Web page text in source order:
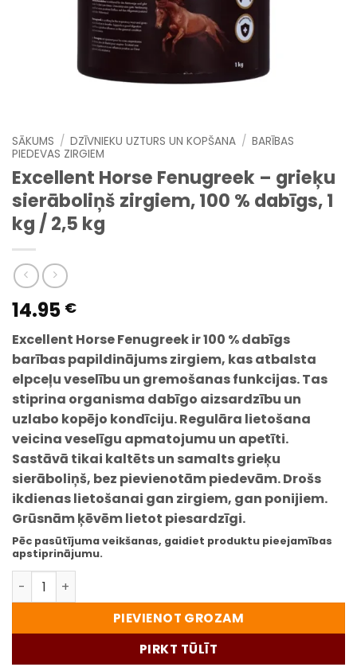
SĀKUMS / DZĪVNIEKU UZTURS UN KOPŠANA / BARĪBAS
PIEDEVAS ZIRGIEM
Excellent Horse Fenugreek – grieķu
sierāboliņš zirgiem, 100 % dabīgs, 1
kg / 2,5 kg
14.95 €
Excellent Horse Fenugreek ir 100 % dabīgs
barības papildinājums zirgiem, kas atbalsta
elpceļu veselību un gremošanas funkcijas. Tas
stiprina organisma dabīgo aizsardzību un
uzlabo kopējo kondīciju. Regulāra lietošana
veicina veselīgu apmatojumu un apetīti.
Sastāvā tikai kaltēts un samalts grieķu
sierāboliņš, bez pievienotām piedevām. Drošs
ikdienas lietošanai gan zirgiem, gan ponijiem.
Grūsnām ķēvēm lietot piesardzīgi.
Pēc pasūtījuma veikšanas, gaidiet produktu pieejamības
apstiprinājumu.
Excellent Horse Fenugreek – grieķu sierāboliņš zirgiem,
PIEVIENOT GROZAM
PIRKT TŪLĪT